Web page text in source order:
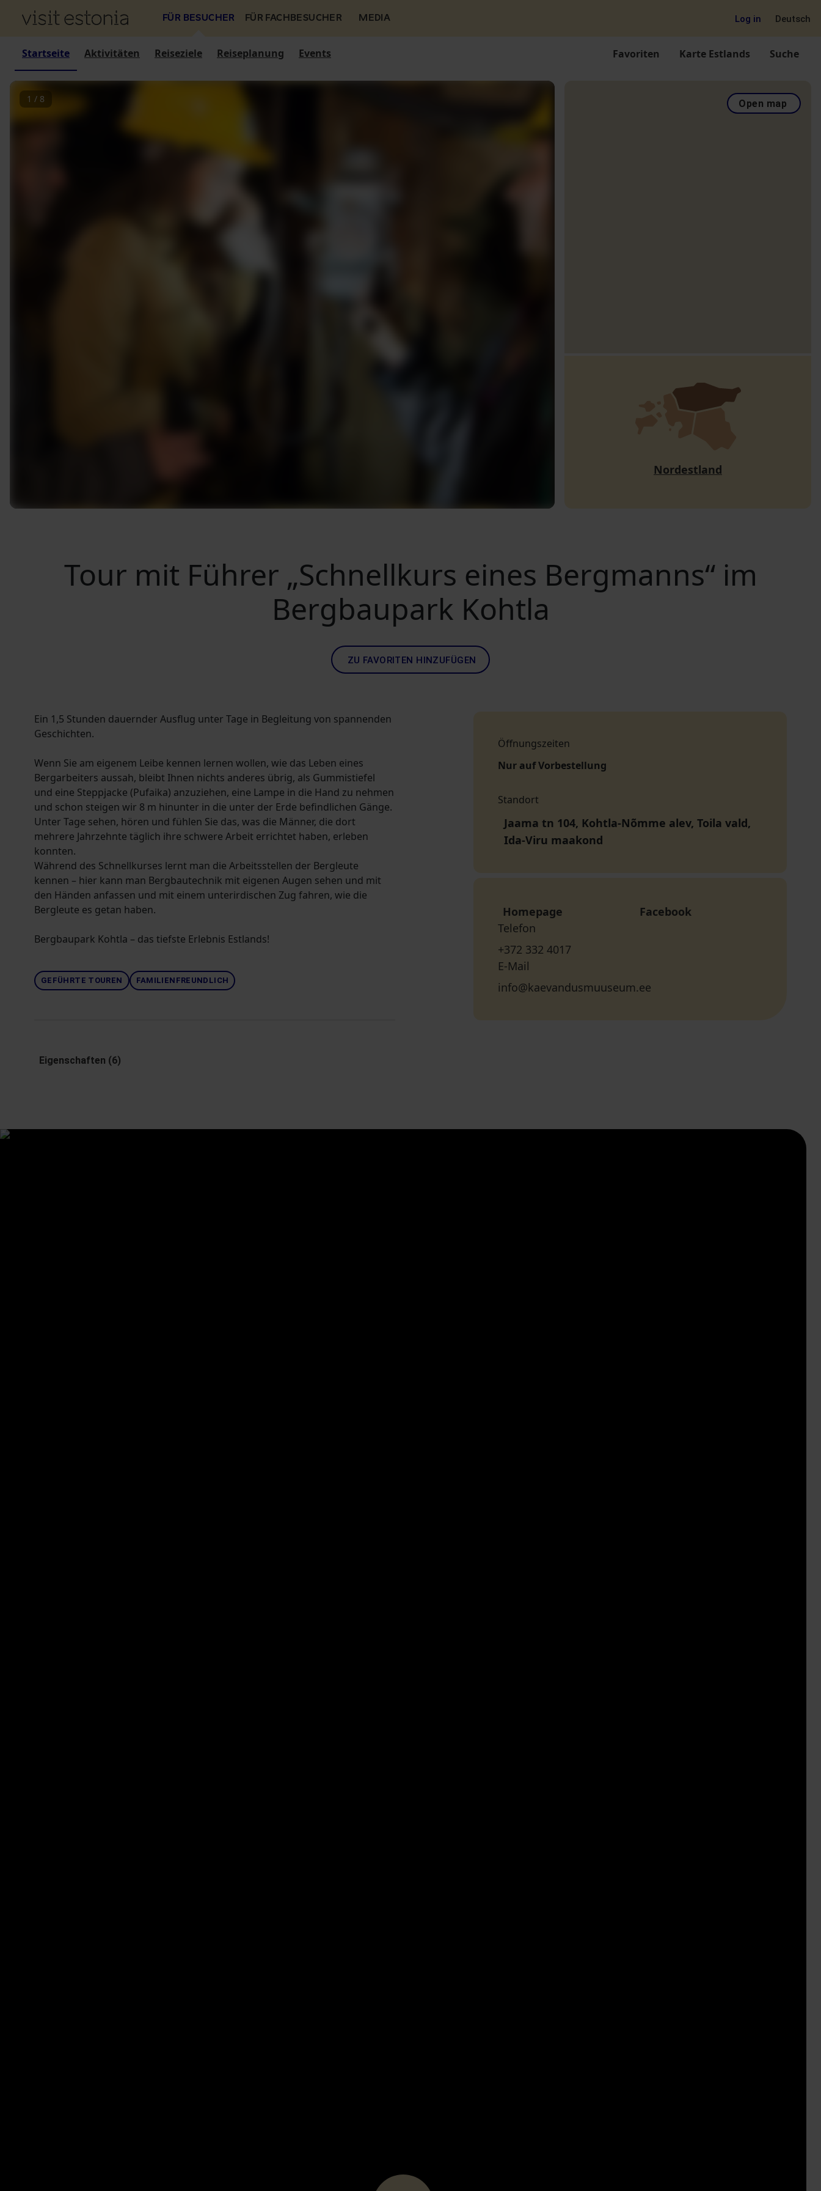
FÜR BESUCHER FÜR FACHBESUCHER MEDIA Log in Deutsch
Startseite Aktivitäten Reiseziele Reiseplanung Events Favoriten Karte Estlands Suche
1 / 8 Open map
Nordestland
Tour mit Führer „Schnellkurs eines Bergmanns“ im
Bergbaupark Kohtla
ZU FAVORITEN HINZUFÜGEN
Ein 1,5 Stunden dauernder Ausflug unter Tage in Begleitung von spannenden
Geschichten.
Wenn Sie am eigenem Leibe kennen lernen wollen, wie das Leben eines
Bergarbeiters aussah, bleibt Ihnen nichts anderes übrig, als Gummistiefel
und eine Steppjacke (Pufaika) anzuziehen, eine Lampe in die Hand zu nehmen
und schon steigen wir 8 m hinunter in die unter der Erde befindlichen Gänge.
Unter Tage sehen, hören und fühlen Sie das, was die Männer, die dort
mehrere Jahrzehnte täglich ihre schwere Arbeit errichtet haben, erleben
konnten.
Während des Schnellkurses lernt man die Arbeitsstellen der Bergleute
kennen – hier kann man Bergbautechnik mit eigenen Augen sehen und mit
den Händen anfassen und mit einem unterirdischen Zug fahren, wie die
Bergleute es getan haben.
Bergbaupark Kohtla – das tiefste Erlebnis Estlands!
GEFÜHRTE TOUREN FAMILIENFREUNDLICH
Eigenschaften (6)
Öffnungszeiten
Nur auf Vorbestellung
Standort
Jaama tn 104, Kohtla-Nõmme alev, Toila vald,
Ida-Viru maakond
Homepage
Facebook
Telefon
+372 332 4017
E-Mail
info@kaevandusmuuseum.ee